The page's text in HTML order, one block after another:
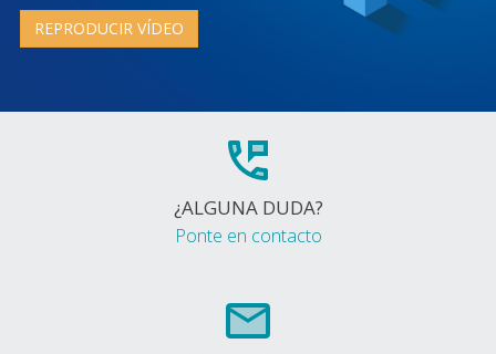
REPRODUCIR VÍDEO
¿ALGUNA DUDA?
Ponte en contacto